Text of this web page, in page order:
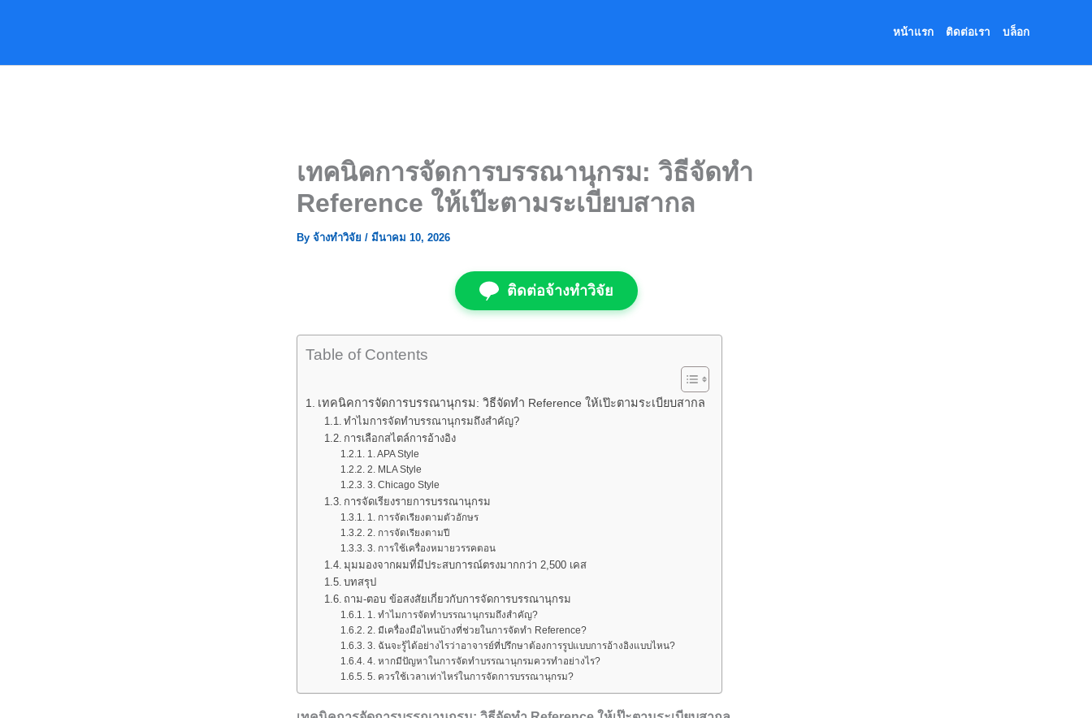
หน้าแรก ติดต่อเรา บล็อก
เทคนิคการจัดการบรรณานุกรม: วิธีจัดทำ
Reference ให้เป๊ะตามระเบียบสากล
By จ้างทำวิจัย / มีนาคม 10, 2026
ติดต่อจ้างทำวิจัย
Table of Contents
เทคนิคการจัดการบรรณานุกรม: วิธีจัดทำ Reference ให้เป๊ะตามระเบียบสากล
ทำไมการจัดทำบรรณานุกรมถึงสำคัญ?
การเลือกสไตล์การอ้างอิง
1. APA Style
2. MLA Style
3. Chicago Style
การจัดเรียงรายการบรรณานุกรม
1. การจัดเรียงตามตัวอักษร
2. การจัดเรียงตามปี
3. การใช้เครื่องหมายวรรคตอน
มุมมองจากผมที่มีประสบการณ์ตรงมากกว่า 2,500 เคส
บทสรุป
ถาม-ตอบ ข้อสงสัยเกี่ยวกับการจัดการบรรณานุกรม
1. ทำไมการจัดทำบรรณานุกรมถึงสำคัญ?
2. มีเครื่องมือไหนบ้างที่ช่วยในการจัดทำ Reference?
3. ฉันจะรู้ได้อย่างไรว่าอาจารย์ที่ปรึกษาต้องการรูปแบบการอ้างอิงแบบไหน?
4. หากมีปัญหาในการจัดทำบรรณานุกรมควรทำอย่างไร?
5. ควรใช้เวลาเท่าไหร่ในการจัดการบรรณานุกรม?